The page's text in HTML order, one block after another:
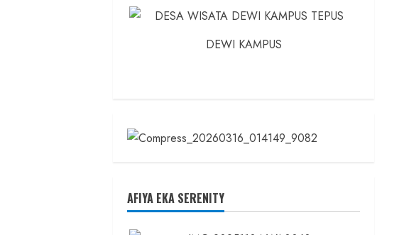
DEWI KAMPUS
AFIYA EKA SERENITY